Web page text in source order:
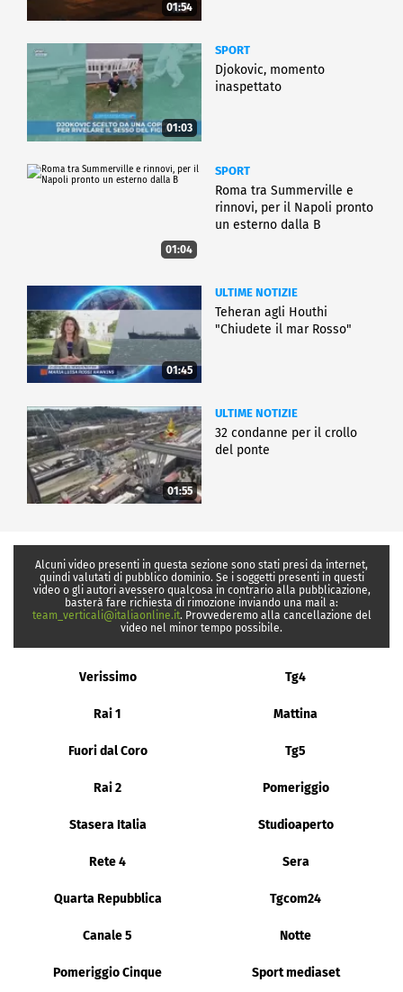
01:54
01:03
SPORT
Djokovic, momento
inaspettato
01:04
SPORT
Roma tra Summerville e
rinnovi, per il Napoli pronto
un esterno dalla B
01:45
ULTIME NOTIZIE
Teheran agli Houthi
"Chiudete il mar Rosso"
01:55
ULTIME NOTIZIE
32 condanne per il crollo
del ponte
Alcuni video presenti in questa sezione sono stati presi da internet,
quindi valutati di pubblico dominio. Se i soggetti presenti in questi
video o gli autori avessero qualcosa in contrario alla pubblicazione,
basterà fare richiesta di rimozione inviando una mail a:
team_verticali@italiaonline.it. Provvederemo alla cancellazione del
video nel minor tempo possibile.
Verissimo Tg4
Rai 1 Mattina
Fuori dal Coro Tg5
Rai 2 Pomeriggio
Stasera Italia Studioaperto
Rete 4 Sera
Quarta Repubblica Tgcom24
Canale 5 Notte
Pomeriggio Cinque Sport mediaset